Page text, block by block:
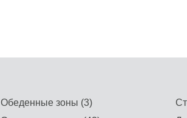
Обеденные зоны (3)